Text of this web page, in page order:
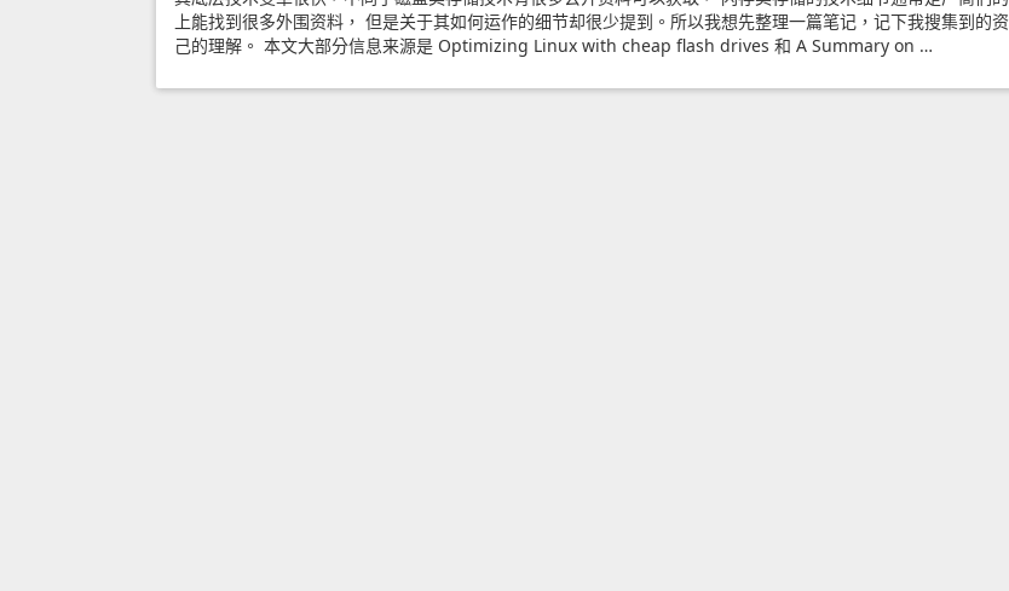
上能找到很多外围资料， 但是关于其如何运作的细节却很少提到。所以我想先整理一篇笔记，记下我搜集到的
己的理解。 本文大部分信息来源是 Optimizing Linux with cheap flash drives 和 A Summary on …